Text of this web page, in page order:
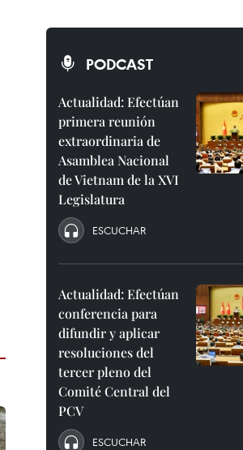
PODCAST
Actualidad: Efectúan
primera reunión
extraordinaria de
Asamblea Nacional
de Vietnam de la XVI
Legislatura
ESCUCHAR
Actualidad: Efectúan
conferencia para
difundir y aplicar
resoluciones del
tercer pleno del
Comité Central del
PCV
ESCUCHAR